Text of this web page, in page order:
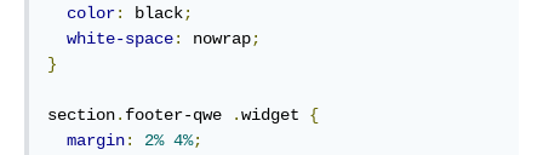
color: black;
white-space: nowrap;
}
section. footer-qwe .widget {
margin: 2% 4%;